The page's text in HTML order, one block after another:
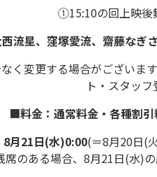
①15:10の回上映後
流星、窪塚愛流、齋藤なぎ
更する場合がございます
ト・スタッ
■料金：通常料金・各種割
8月21日(水)0:00(＝8月20日(
席のある場合、8月21日(水)